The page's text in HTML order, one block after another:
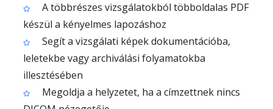
A többrészes vizsgálatokból többoldalas PDF
készül a kényelmes lapozáshoz
Segít a vizsgálati képek dokumentációba,
leletekbe vagy archiválási folyamatokba
illesztésében
Megoldja a helyzetet, ha a címzettnek nincs